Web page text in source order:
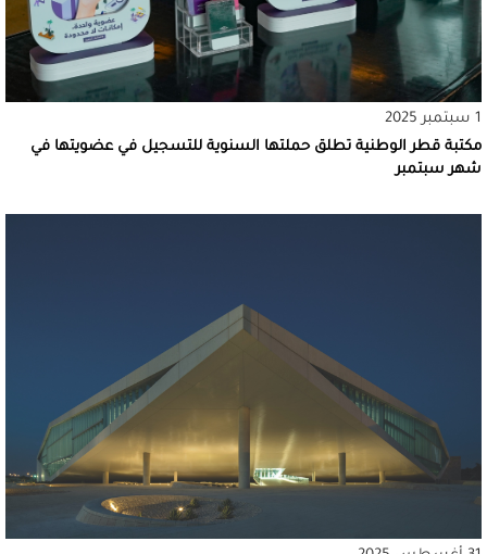
1 سبتمبر 2025
مكتبة قطر الوطنية تطلق حملتها السنوية للتسجيل في عضويتها في
شهر سبتمبر